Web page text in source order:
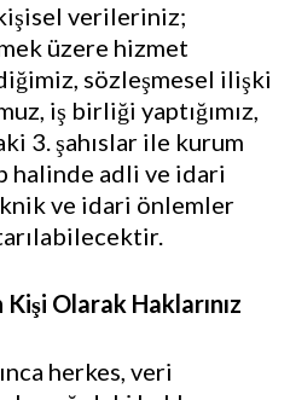
kişisel verileriniz;
üzere hizmet
sözleşmesel ilişki
iş birliği yaptığımız,
3. şahıslar ile kurum
halinde adli ve idari
ve idari önlemler
Olarak Haklarınız
herkes, veri